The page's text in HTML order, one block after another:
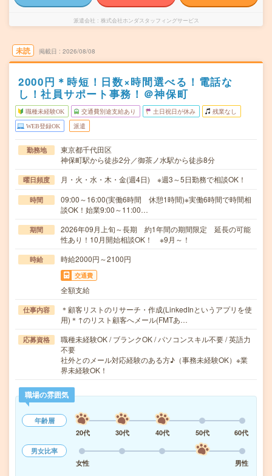
派遣会社 株式会社ホンダスタッフィングサービス
未読 掲載日 2026/08/08
2000円＊時短！日数×時間選べる！電話な
し！社員サポート事務！＠神保町
職種未経験OK 交通費別途支給あり 土日祝日が休み 残業なし
WEB登録OK 派遣
勤務地
東京都千代田区
神保町駅から徒歩2分／御茶ノ水駅から徒歩8分
曜日頻度 月・火・水・木・金(週4日) ※週3～5日勤務で相談OK！
時間
09:00～16:00(実働6時間 休憩1時間)※実働6時間で時間相
談OK！始業9:00～11:00…
期間
2026年09月上旬～長期 約1年間の期間限定 延長の可能
性あり！10月開始相談OK！ ※9月～！
時給 時給2000円～2100円
交通費
全額支給
仕事内容
＊顧客リストのリサーチ・作成(LinkedInというアプリを使
用)＊↑のリスト顧客へメール(FMTあ…
応募資格
職種未経験OK / ブランクOK / パソコンスキル不要 / 英語力
不要
社外とのメール対応経験のある方♪（事務未経験OK）※業
界未経験OK！
職場の雰囲気
年齢層
20代
30代 40代 50代
60代
男女比率
女性
男性